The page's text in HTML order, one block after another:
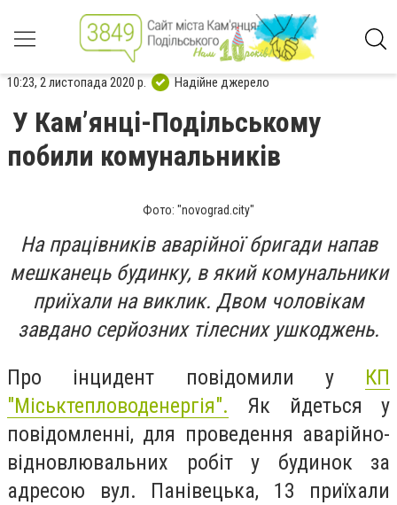
10:23, 2 листопада 2020 р. Надійне джерело
У Кам’янці-Подільському
побили комунальників
Фото: "novograd.city"
На працівників аварійної бригади напав
мешканець будинку, в який комунальники
приїхали на виклик. Двом чоловікам
завдано серйозних тілесних ушкоджень.
Про інцидент повідомили у КП
"Міськтепловоденергія". Як йдеться у
повідомленні, для проведення аварійно-
відновлювальних робіт у будинок за
адресою вул. Панівецька, 13 приїхали